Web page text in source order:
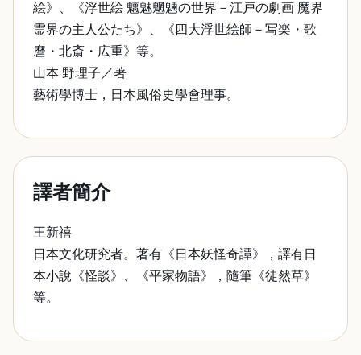
絵》、《浮世絵 魑魅魍魎の世界－江戸の劇画 魔界
霊界の主人公たち》、《四大浮世絵師－写楽・歌
麿・北斎・広重》等。
山本 野理子／著
藝術學博士，日本風俗史學會理事。
譯者簡介
王新禧
日本文化研究者。著有《日本妖怪奇譚》，譯有日
本小說《怪談》、《平家物語》，隨筆《徒然草》
等。